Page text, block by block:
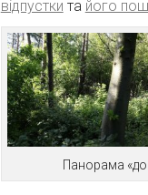
відпустки та його
Панорама